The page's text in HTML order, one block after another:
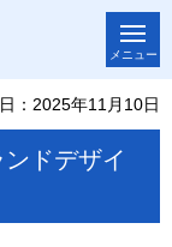
メニュー
：2025年11月10日
ドデザイ